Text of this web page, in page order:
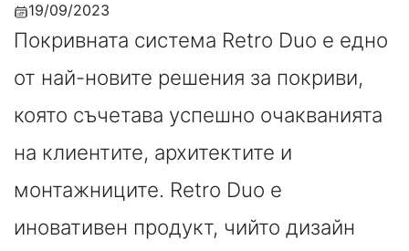
19/09/2023
Покривната система Retro Duo е едно
от най-новите решения за покриви,
която съчетава успешно очакванията
на клиентите, архитектите и
монтажниците. Retro Duo е
иновативен продукт, чийто дизайн